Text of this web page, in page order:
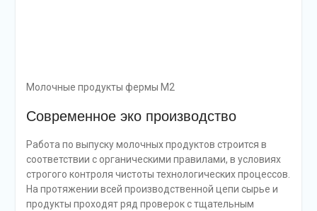
Молочные продукты фермы М2
Современное эко производство
Работа по выпуску молочных продуктов строится в
соответствии с органическими правилами, в условиях
строгого контроля чистоты технологических процессов.
На протяжении всей производственной цепи сырье и
продукты проходят ряд проверок с тщательным